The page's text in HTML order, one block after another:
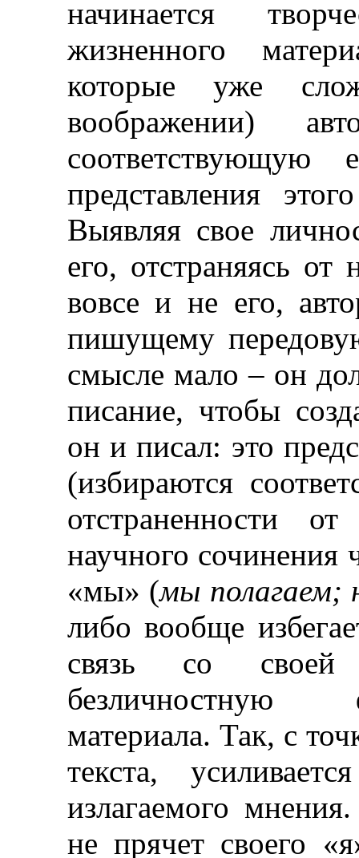
начинается
жизненного
которые уже
воображении)
представления
Выявляя свое
его, отстраняясь от
вовсе и не его,
пишущему
смысле мало–он
писание, чтобы
он и писал: это
(избираются
отстраненности
научного сочинения
«мы» (мы полагаем;
либо вообще
связь со своей
безличностную
материала. Так, с
текста,
излагаемого
не прячет своего